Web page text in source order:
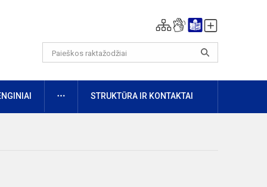
DAUGIAUSTRUKTŪRA IR KONTAKTAI